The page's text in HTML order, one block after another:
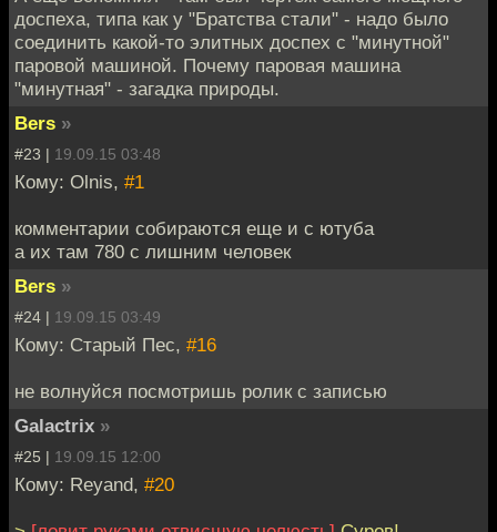
доспеха, типа как у "Братства стали" - надо было
соединить какой-то элитных доспех с "минутной"
паровой машиной. Почему паровая машина
"минутная" - загадка природы.
Bers »
#23 | 19.09.15 03:48
Кому: Olnis, #1
комментарии собираются еще и с ютуба
а их там 780 с лишним человек
Bers »
#24 | 19.09.15 03:49
Кому: Старый Пес, #16
не волнуйся посмотришь ролик с записью
Galactrix »
#25 | 19.09.15 12:00
Кому: Reyand, #20